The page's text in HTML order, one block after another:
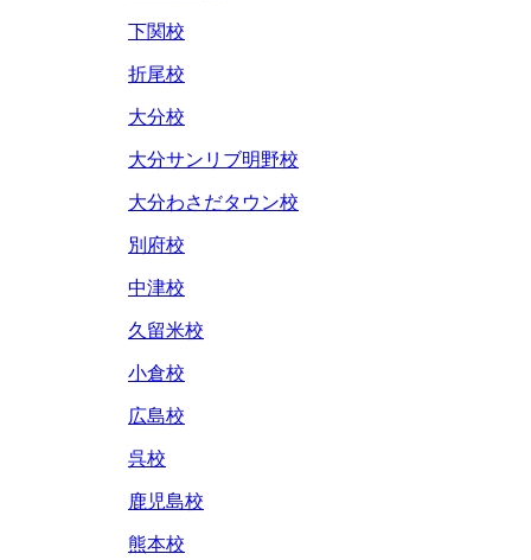
下関校
折尾校
大分校
大分サンリブ明野校
大分わさだタウン校
別府校
中津校
久留米校
小倉校
広島校
呉校
鹿児島校
熊本校